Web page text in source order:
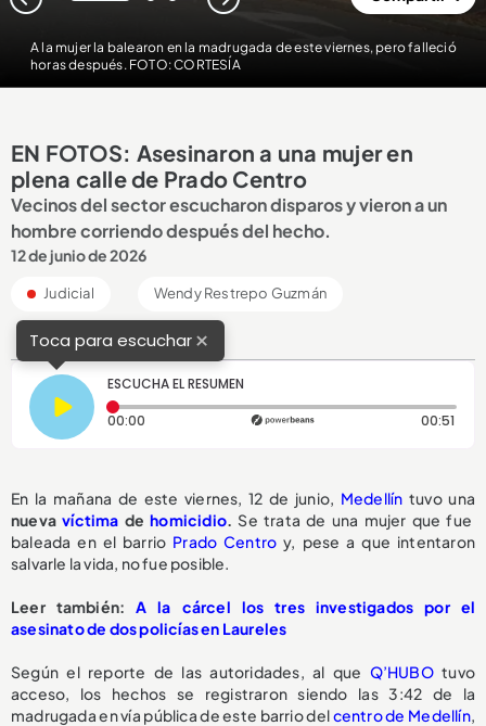
A la mujer la balearon en la madrugada de este viernes, pero falleció
horas después. FOTO: CORTESÍA
EN FOTOS: Asesinaron a una mujer en
plena calle de Prado Centro
Vecinos del sector escucharon disparos y vieron a un
hombre corriendo después del hecho.
12 de junio de 2026
Judicial Wendy Restrepo Guzmán
Toca para escuchar×
ESCUCHA EL RESUMEN
00:00 Tiempo transcurrido: 0 segundos 00:51
En la mañana de este viernes, 12 de junio, Medellín tuvo una
nuevavíctima dehomicidio.Se trata de una mujer que fue
baleada en el barrio Prado Centro y, pese a que intentaron
salvarle la vida, no fue posible.
Leer también:A la cárcel los tres investigados por el
asesinato de dos policías en Laureles
Según el reporte de las autoridades, al que Q’HUBOtuvo
acceso, los hechos se registraron siendo las 3:42 de la
madrugada en vía pública de este barrio delcentro de Medellín,